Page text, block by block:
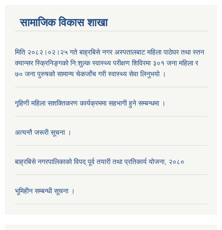
सामाजिक विकास शाखा
मिति २०८२।०२।२५ गते बाह्रबिसे नगर अस्पतालबाट महिला पाठेघर तथा स्तन
क्यान्सर स्क्रिनिङ्गको नि:शुल्क स्वास्थ्य परीक्षण शिविरमा ३०१ जना महिला र
७० जना पुरुषको सामान्य चेकजाँच गरी स्वास्थ्य सेवा लिनुभयो ।
गृहिणी महिला सशक्तिकरण कार्यक्रममा सहभागी हुने सम्बन्धमा ।
अत्यन्तै जरूरी सूचना ।
बाह्रबिसे नगरपालिकाको विपद् पूर्व तयारी तथा प्रतिकार्य योजना, २०८०
भूमिहीन सम्बन्धी सूचना ।